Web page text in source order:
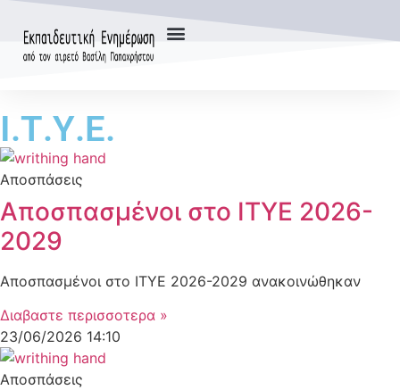
Ι.Τ.Υ.Ε.
Αποσπάσεις
Αποσπασμένοι στο ΙΤΥΕ 2026-
2029
Αποσπασμένοι στο ΙΤΥΕ 2026-2029 ανακοινώθηκαν
Διαβαστε περισσοτερα »
23/06/2026 14:10
Αποσπάσεις